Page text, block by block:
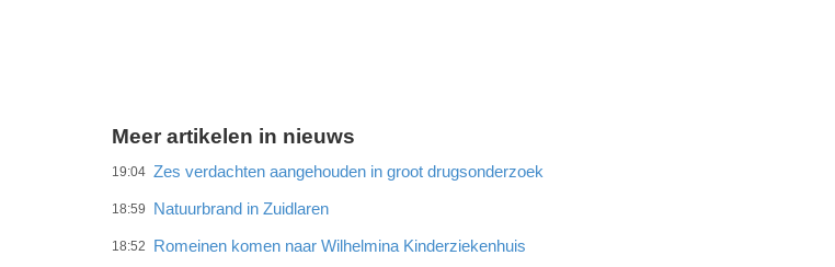
Meer artikelen in nieuws
19:04 Zes verdachten aangehouden in groot drugsonderzoek
18:59 Natuurbrand in Zuidlaren
18:52 Romeinen komen naar Wilhelmina Kinderziekenhuis